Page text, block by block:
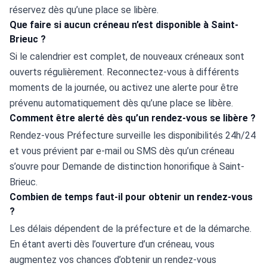
réservez dès qu’une place se libère.
Que faire si aucun créneau n’est disponible à Saint-
Brieuc ?
Si le calendrier est complet, de nouveaux créneaux sont
ouverts régulièrement. Reconnectez-vous à différents
moments de la journée, ou activez une alerte pour être
prévenu automatiquement dès qu’une place se libère.
Comment être alerté dès qu’un rendez-vous se libère ?
Rendez-vous Préfecture surveille les disponibilités 24h/24
et vous prévient par e-mail ou SMS dès qu’un créneau
s’ouvre pour Demande de distinction honorifique à Saint-
Brieuc.
Combien de temps faut-il pour obtenir un rendez-vous
?
Les délais dépendent de la préfecture et de la démarche.
En étant averti dès l’ouverture d’un créneau, vous
augmentez vos chances d’obtenir un rendez-vous